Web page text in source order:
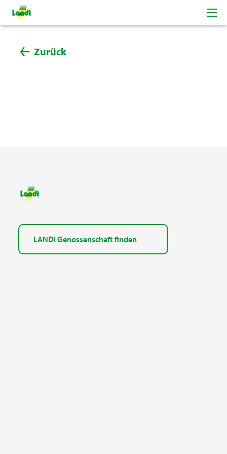
Zurück
LANDI Genossenschaft finden